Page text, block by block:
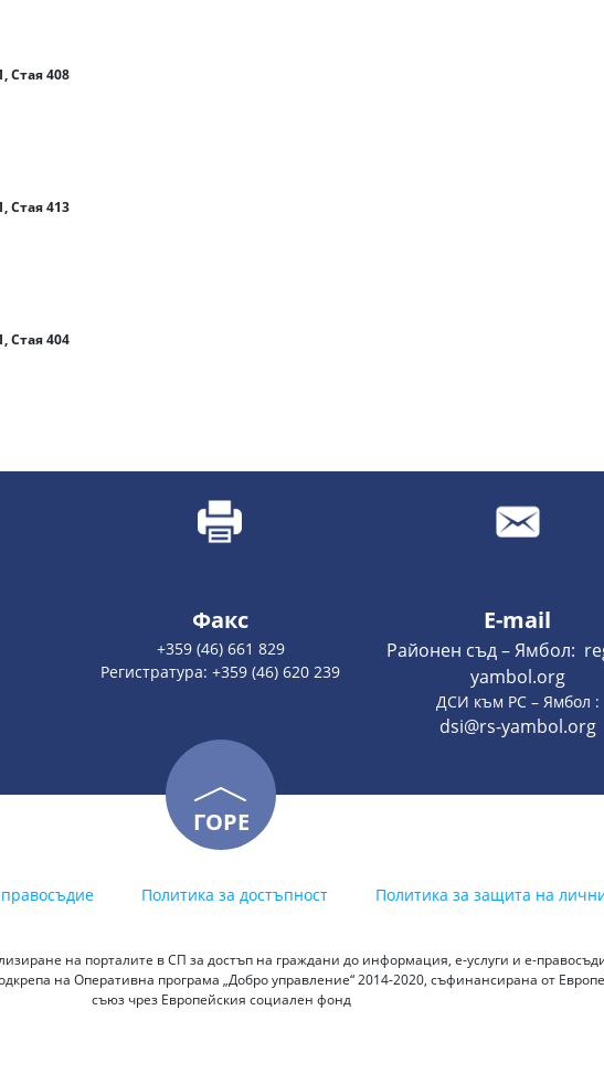
Стая 408
Стая 413
Стая 404
Факс
+359 (46) 661 829
Регистратура: +359 (46) 620 239
E-mail
Районен съд – Ямбол:
yambol.org
ДСИ към РС – Ямбол :
dsi@rs-yambol.org
ГОРЕ
Политика за достъпност Политика за защита на
на порталите в СП за достъп на граждани до информация, е-услуги и е-
на Оперативна програма „Добро управление“ 2014-2020, съфинансирана от
съюз чрез Европейския социален фонд